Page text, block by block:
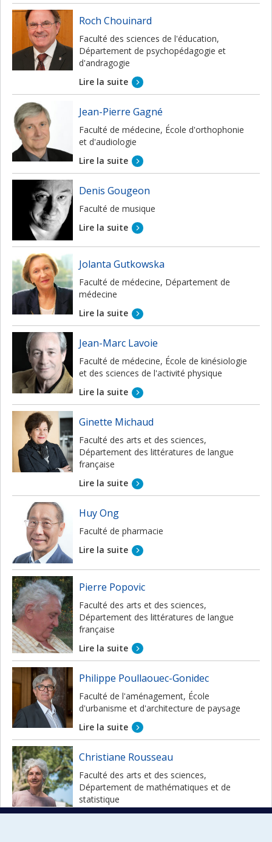
Roch Chouinard
Faculté des sciences de l'éducation,
Département de psychopédagogie et
d'andragogie
Lire la suite
Jean-Pierre Gagné
Faculté de médecine, École d'orthophonie
et d'audiologie
Lire la suite
Denis Gougeon
Faculté de musique
Lire la suite
Jolanta Gutkowska
Faculté de médecine, Département de
médecine
Lire la suite
Jean-Marc Lavoie
Faculté de médecine, École de kinésiologie
et des sciences de l'activité physique
Lire la suite
Ginette Michaud
Faculté des arts et des sciences,
Département des littératures de langue
française
Lire la suite
Huy Ong
Faculté de pharmacie
Lire la suite
Pierre Popovic
Faculté des arts et des sciences,
Département des littératures de langue
française
Lire la suite
Philippe Poullaouec-Gonidec
Faculté de l'aménagement, École
d'urbanisme et d'architecture de paysage
Lire la suite
Christiane Rousseau
Faculté des arts et des sciences,
Département de mathématiques et de
statistique